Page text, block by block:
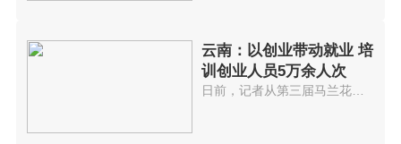
云南：以创业带动就业 培
训创业人员5万余人次
日前，记者从第三届马兰花全国创...